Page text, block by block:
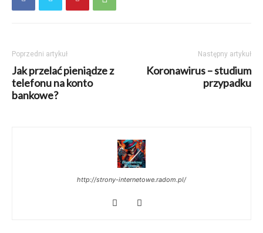
Poprzedni artykuł
Jak przelać pieniądze z
telefonu na konto
bankowe?
Następny artykuł
Koronawirus – studium
przypadku
http://strony-internetowe.radom.pl/